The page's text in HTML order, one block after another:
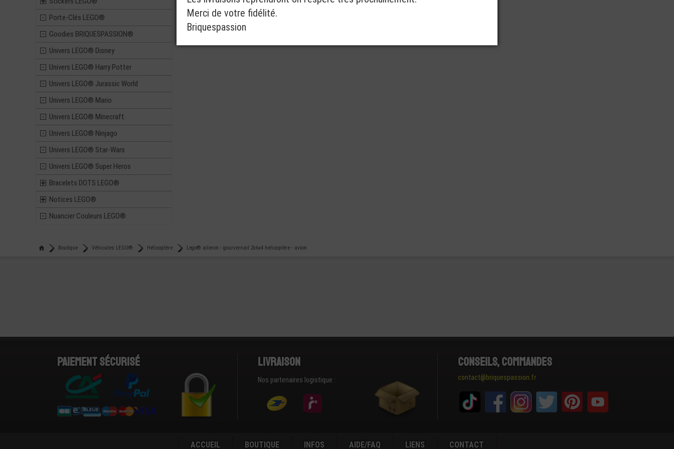
Porte-Clés LEGO®
Goodies BRIQUESPASSION®
Univers LEGO® Disney
Univers LEGO® Harry Potter
Univers LEGO® Jurassic World
Univers LEGO® Mario
Univers LEGO® Minecraft
Univers LEGO® Ninjago
Univers LEGO® Star-Wars
Univers LEGO® Super Heros
Bracelets DOTS LEGO®
Notices LEGO®
Nuancier Couleurs LEGO®
Boutique Véhicules LEGO® Hélicoptère Lego® aileron - gourvernail 2x6x4 helicoptère - avion
Paiement sécurisé Livraison
Nos partenaires logistique :
Conseils, Commandes
contact@briquespassion.fr
ACCUEIL BOUTIQUE INFOS AIDE/FAQ LIENS CONTACT
Merci de votre fidélité.
Briquespassion